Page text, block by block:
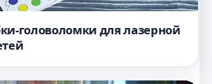
головоломки для лазерной